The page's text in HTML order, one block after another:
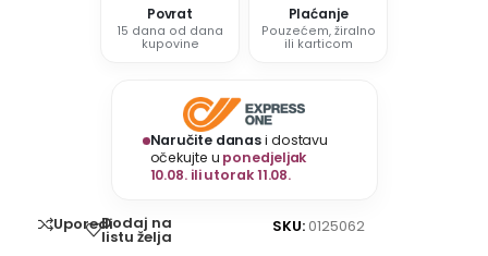
Povrat
15 dana od dana
kupovine
Plaćanje
Pouzećem, žiralno
ili karticom
Naručite danasi dostavu
očekujte u ponedjeljak
10.08. ili utorak 11.08.
UporediDodaj na
listu želja
SKU: 0125062